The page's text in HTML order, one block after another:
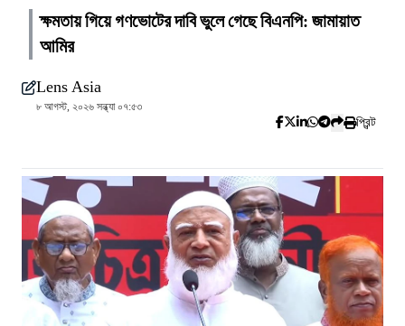
ক্ষমতায় গিয়ে গণভোটের দাবি ভুলে গেছে বিএনপি: জামায়াত
আমির
Lens Asia
৮ আগস্ট, ২০২৬ সন্ধ্যা ০৭:৫৩
প্রিন্ট